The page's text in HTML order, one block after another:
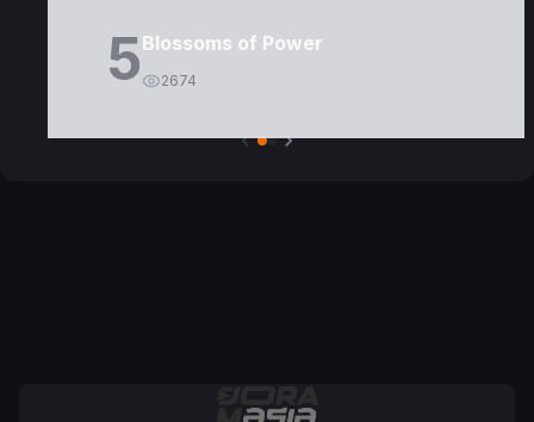
5Blossoms of Power
2674